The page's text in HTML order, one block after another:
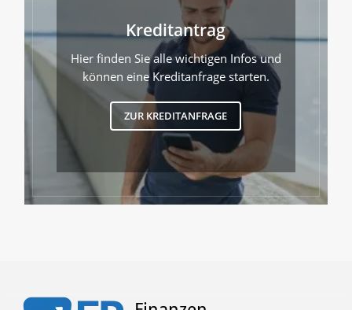
Kreditantrag
Hier finden Sie alle wichtigen Infos und
können eine Kreditanfrage starten.
ZUR KREDITANFRAGE